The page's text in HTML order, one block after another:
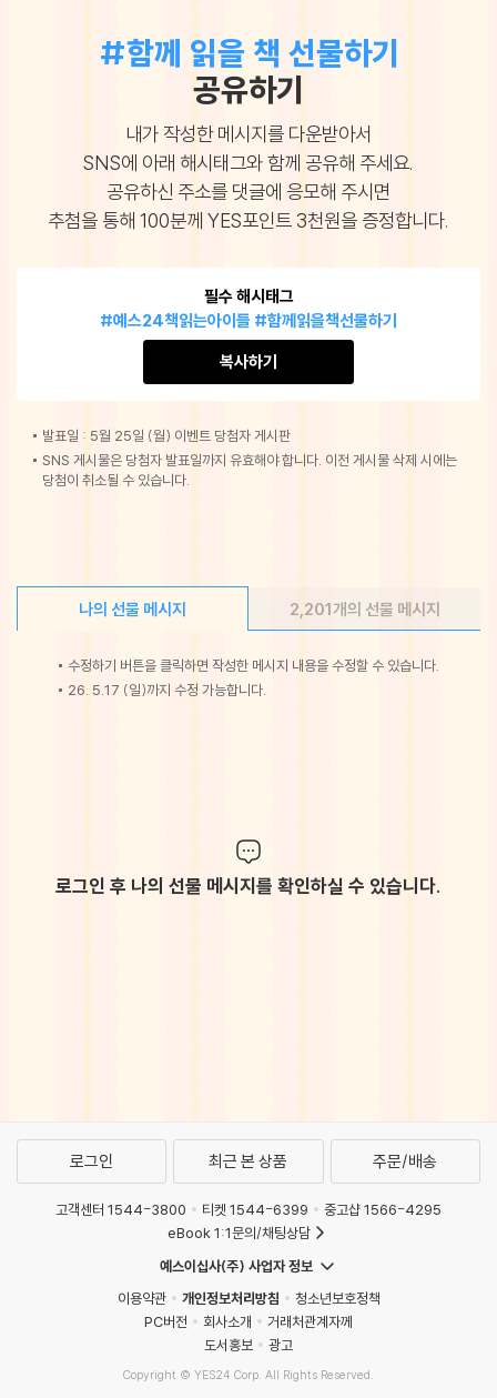
#함께 읽을 책 선물하기
공유하기
내가 작성한 메시지를 다운받아서
SNS에 아래 해시태그와 함께 공유해 주세요.
공유하신 주소를 댓글에 응모해 주시면
추첨을 통해 100분께 YES포인트 3천원을 증정합니다.
필수 해시태그
#예스24책읽는아이들 #함께읽을책선물하기
복사하기
발표일 : 5월 25일 (월) 이벤트 당첨자 게시판
SNS 게시물은 당첨자 발표일까지 유효해야 합니다. 이전 게시물 삭제 시에는
당첨이 취소될 수 있습니다.
나의 선물 메시지 2,201개의 선물 메시지
수정하기 버튼을 클릭하면 작성한 메시지 내용을 수정할 수 있습니다.
26. 5.17 (일)까지 수정 가능합니다.
로그인 후 나의 선물 메시지를 확인하실 수 있습니다.
로그인 최근 본 상품 주문/배송
고객센터 1544-3800 티켓 1544-6399
중고샵 1566-4295
eBook 1:1문의/채팅상담
예스이십사(주) 사업자 정보
이용약관
개인정보처리방침
청소년보호정책
PC버전
회사소개
거래처관계자께
도서홍보
광고
Copyright © YES24 Corp. All Rights Reserved.